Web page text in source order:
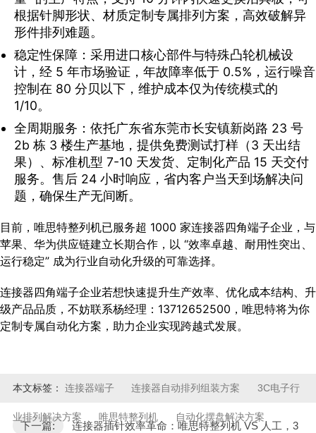
根据针脚形状、材质定制专属排列方案，高效破解异
形件排列难题。
稳定性保障：采用进口核心部件与特殊凸轮机械设
计，经 5 年市场验证，年故障率低于 0.5%，运行噪音
控制在 80 分贝以下，维护成本仅为传统模式的
1/10。
全周期服务：依托广东省东莞市长安镇新岗路 23 号
2b 栋 3 楼生产基地，提供免费测试打样（3 天出结
果）、标准机型 7-10 天发货、定制化产品 15 天交付
服务。售后 24 小时响应，省内客户当天到场解决问
题，确保生产无间断。
目前，唯思特整列机已服务超 1000 家连接器四角端子企业，与
苹果、华为供应链建立长期合作，以 “效率卓越、耐用性突出、
运行稳定” 成为行业自动化升级的可靠选择。
连接器四角端子企业若想快速提升生产效率、优化成本结构、升
级产品品质，不妨联系杨经理：13712652500，唯思特将为你
定制专属自动化方案，助力企业实现跨越式发展。
本文标签： 连接器端子 连接器自动排列组装方案 3C电子行
业排列解决方案 唯思特整列机​ 自动化摆盘解决方案
下一篇:
连接器插针效率革命：唯思特整列机 VS 人工，3